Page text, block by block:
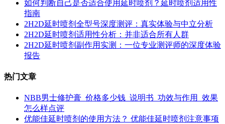
如何判断自己是否适合使用延时喷剂？延时喷剂适用性
指南
2H2D延时喷剂全型号深度测评：真实体验与中立分析
2H2D延时喷剂适用性分析：并非适合所有人群
2H2D延时喷剂副作用实测：一位专业测评师的深度体验
报告
热门文章
NBB男士修护膏_价格多少钱_说明书_功效与作用_效果
怎么样点评
优能佳延时喷剂的使用方法？ 优能佳延时喷剂注意事项